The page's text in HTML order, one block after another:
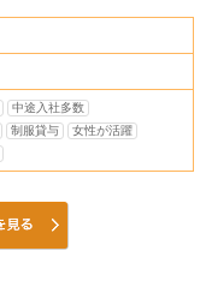
中途入社多数
制服貸与
女性が活躍